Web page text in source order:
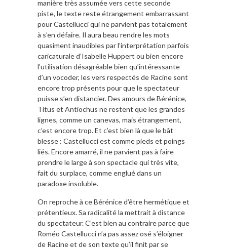
manière très assumée vers cette seconde
piste, le texte reste étrangement embarrassant
pour Castellucci qui ne parvient pas totalement
à s’en défaire. Il aura beau rendre les mots
quasiment inaudibles par l’interprétation parfois
caricaturale d’Isabelle Huppert ou bien encore
l’utilisation désagréable bien qu’intéressante
d’un vocoder, les vers respectés de Racine sont
encore trop présents pour que le spectateur
puisse s’en distancier. Des amours de Bérénice,
Titus et Antiochus ne restent que les grandes
lignes, comme un canevas, mais étrangement,
c’est encore trop. Et c’est bien là que le bât
blesse : Castellucci est comme pieds et poings
liés. Encore amarré, il ne parvient pas à faire
prendre le large à son spectacle qui très vite,
fait du surplace, comme englué dans un
paradoxe insoluble.
On reproche à ce Bérénice d’être hermétique et
prétentieux. Sa radicalité la mettrait à distance
du spectateur. C’est bien au contraire parce que
Roméo Castellucci n’a pas assez osé s’éloigner
de Racine et de son texte qu’il finit par se